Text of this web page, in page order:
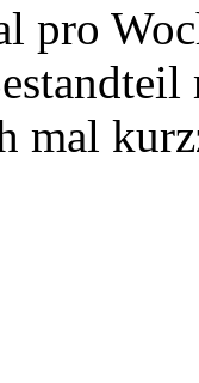
pro
mal